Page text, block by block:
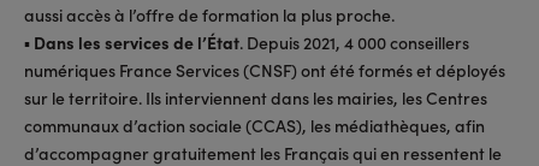
aussi accès à l’offre de formation la plus proche.
▪ Dans les services de l’État. Depuis 2021, 4 000 conseillers
numériques France Services (CNSF) ont été formés et déployés
sur le territoire. Ils interviennent dans les mairies, les Centres
communaux d’action sociale (CCAS), les médiathèques, afin
d’accompagner gratuitement les Français qui en ressentent le